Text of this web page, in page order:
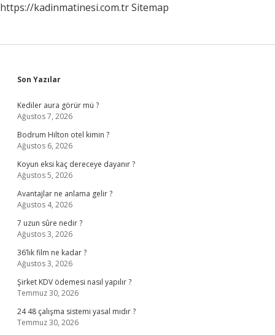
https://kadinmatinesi.com.trSitemap
Sidebar
Son Yazılar
Kediler aura görür mü ?
Ağustos 7, 2026
Bodrum Hilton otel kimin ?
Ağustos 6, 2026
Koyun eksi kaç dereceye dayanır ?
Ağustos 5, 2026
Avantajlar ne anlama gelir ?
Ağustos 4, 2026
7 uzun sûre nedir ?
Ağustos 3, 2026
36’lık film ne kadar ?
Ağustos 3, 2026
Şirket KDV ödemesi nasıl yapılır ?
Temmuz 30, 2026
24 48 çalışma sistemi yasal mıdır ?
Temmuz 30, 2026